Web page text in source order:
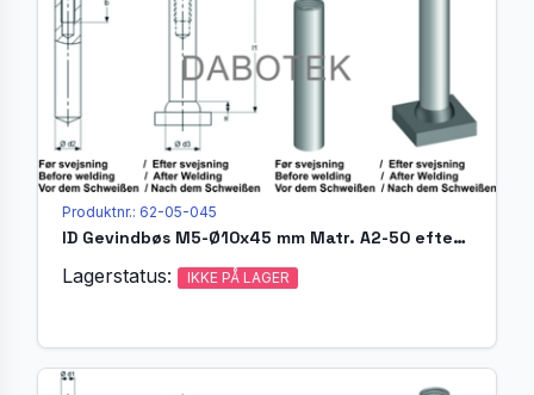
Produktnr.: 62-05-045
ID Gevindbøs M5-Ø10x45 mm Matr. A2-50 efter EN ISO 13918
Lagerstatus: IKKE PÅ LAGER